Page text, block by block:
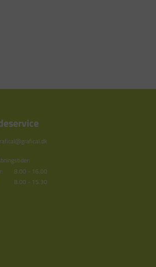
8.00 - 16.00
8.00 - 15.30